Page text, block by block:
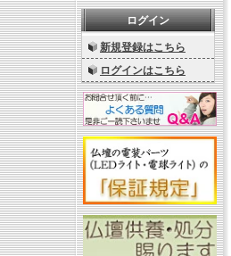
ログイン
新規登録はこちら
ログインはこちら